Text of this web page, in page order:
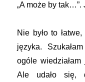
„A może by tak…”.
Nie było to
języka.
ogóle
Ale udało się,